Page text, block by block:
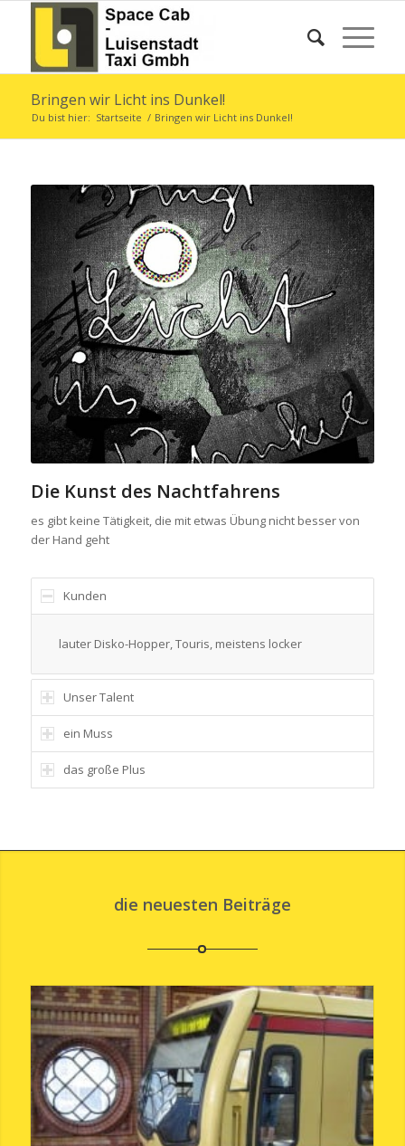
Bringen wir Licht ins Dunkel!
Du bist hier: Startseite / Bringen wir Licht ins Dunkel!
Die Kunst des Nachtfahrens
es gibt keine Tätigkeit, die mit etwas Übung nicht besser von
der Hand geht
Kunden
lauter Disko-Hopper, Touris, meistens locker
Unser Talent
ein Muss
das große Plus
die neuesten Beiträge